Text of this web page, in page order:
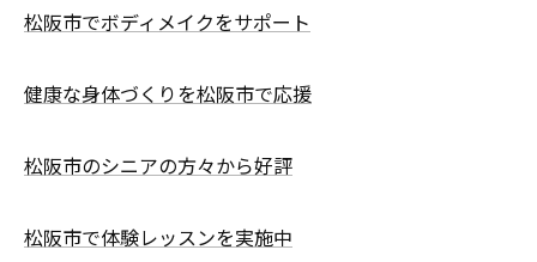
松阪市でボディメイクをサポート
健康な身体づくりを松阪市で応援
松阪市のシニアの方々から好評
松阪市で体験レッスンを実施中